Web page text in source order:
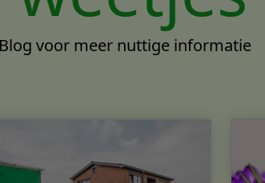
voor meer nuttige informatie